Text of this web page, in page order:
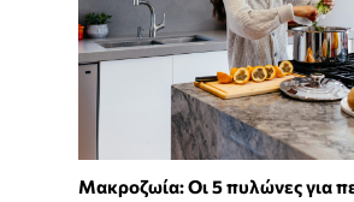
Mακροζωία: Οι 5 πυλώνες για